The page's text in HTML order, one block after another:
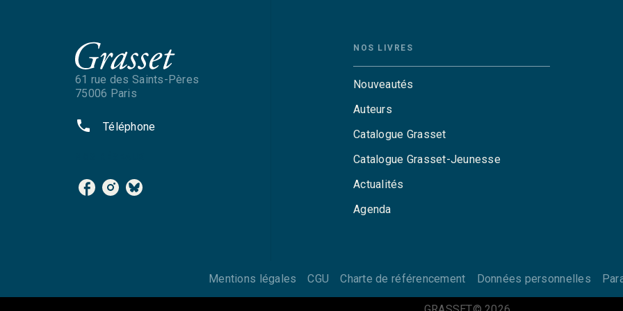
61 rue des Saints-Pères
75006 Paris
phone Téléphone
NOS LIVRES
Nouveautés
Auteurs
Catalogue Grasset
Catalogue Grasset-Jeunesse
Actualités
Agenda
Mentions légales CGU Charte de référencement Données personnelles